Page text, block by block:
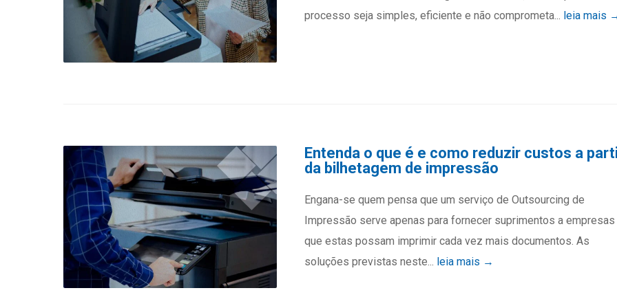
processo seja simples, eficiente e não comprometa... leia mais
Entenda o que é e como reduzir custos a
da bilhetagem de impressão
Engana-se quem pensa que um serviço de Outsourcing de
Impressão serve apenas para fornecer suprimentos a empresas
que estas possam imprimir cada vez mais documentos. As
soluções previstas neste... leia mais →